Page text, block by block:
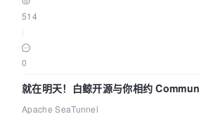
514
0
就在明天！白鲸开源与你相约
演讲！
Apache SeaTunnel